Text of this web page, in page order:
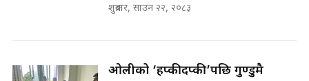
SIDHAKURA ||
भूमिसुधार मन्त्रीलाई जोगाइदै ! ||
SIDHAKURA ||
शुक्रबार, साउन २२, २०८३
ओलीको ‘हप्कीदप्की’पछि गुण्डुमै